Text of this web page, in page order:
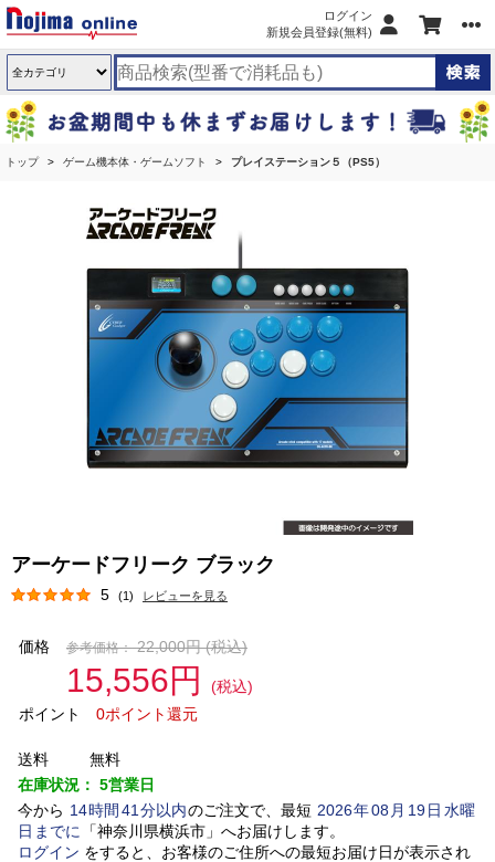
ログイン
新規会員登録(無料)
トップ ゲーム機本体・ゲームソフト プレイステーション５（PS5）
アーケードフリーク ブラック
5 (1) レビューを見る
価格 参考価格： 22,000円(税込)
15,556円
(税込)
ポイント
0ポイント還元
送料
無料
在庫状況： 5営業日
今から 14時間 41 分以内のご注文で、最短 2026年08 月 19日水曜
日 までに 「神奈川県横浜市」 へお届けします。
ログイン をすると、お客様のご住所への最短お届け日が表示され